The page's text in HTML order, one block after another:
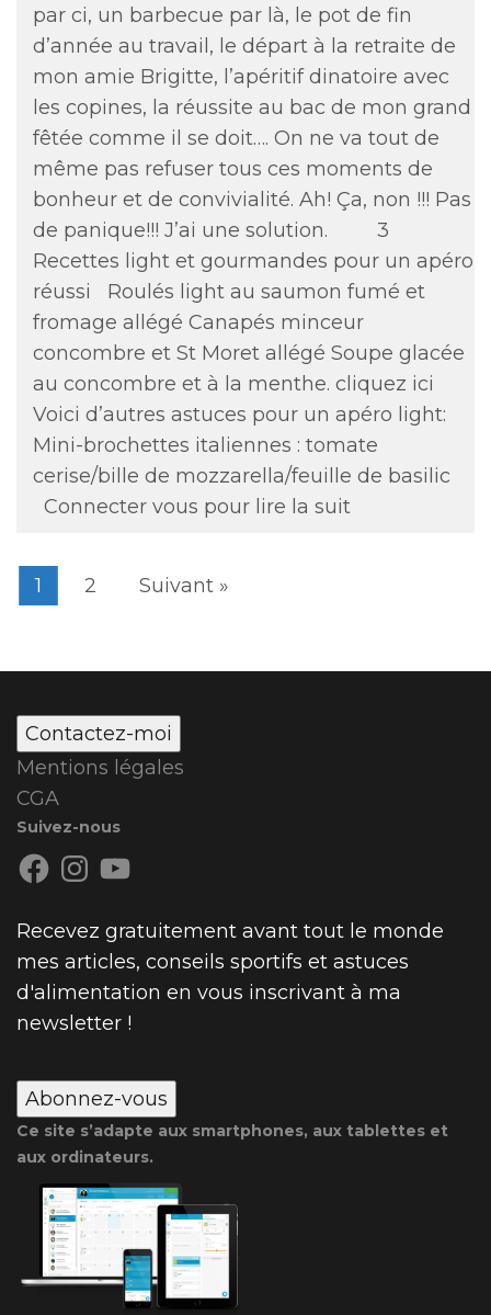
par ci, un barbecue par là, le pot de fin
d’année au travail, le départ à la retraite de
mon amie Brigitte, l’apéritif dinatoire avec
les copines, la réussite au bac de mon grand
fêtée comme il se doit…. On ne va tout de
même pas refuser tous ces moments de
bonheur et de convivialité. Ah! Ça, non !!! Pas
de panique!!! J’ai une solution. 3
Recettes light et gourmandes pour un apéro
réussi Roulés light au saumon fumé et
fromage allégé Canapés minceur
concombre et St Moret allégé Soupe glacée
au concombre et à la menthe. cliquez ici
Voici d’autres astuces pour un apéro light:
Mini-brochettes italiennes : tomate
cerise/bille de mozzarella/feuille de basilic
Connecter vous pour lire la suit
1 2 Suivant »
Contactez-moi
Mentions légales
CGA
Suivez-nous
Facebook
Instagram
YouTube
Recevez gratuitement avant tout le monde
mes articles, conseils sportifs et astuces
d'alimentation en vous inscrivant à ma
newsletter !
Abonnez-vous
Ce site s’adapte aux smartphones, aux tablettes et
aux ordinateurs.